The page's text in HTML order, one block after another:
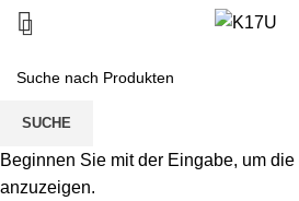
Zum Vergrößern anklicken
SUCHE
Beginnen Sie mit der Eingabe, um
anzuzeigen.